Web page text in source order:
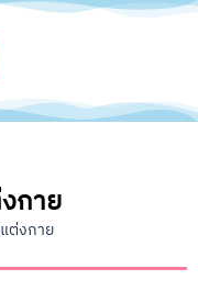
กาย
ต่งกาย